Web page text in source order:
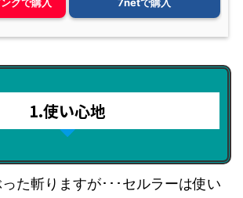
グで購入 7netで購入
1.使い心地
た斬りますが･･･セルラーは使い